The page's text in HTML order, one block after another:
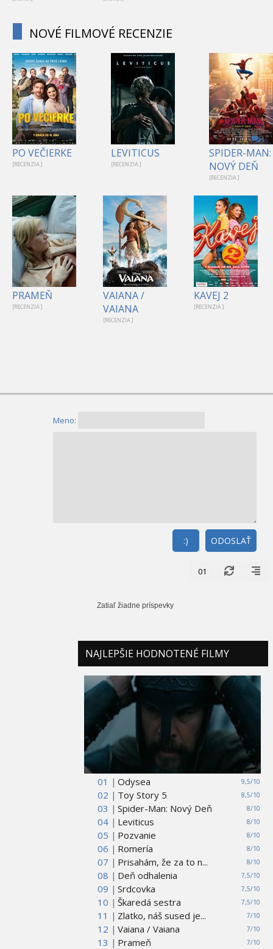
NOVÉ FILMOVÉ RECENZIE
PO VEČIERKE
[RECENZIA ]
LEVITICUS
[RECENZIA ]
1
SPIDER-MAN:
NOVÝ DEŇ
[RECENZIA ]
PRAMEŇ
[RECENZIA ]
VAIANA /
VAIANA
[RECENZIA ]
KAVEJ 2
[RECENZIA ]
Meno:
ODOSLAŤ
:)
01
Zatiaľ žiadne príspevky
NAJLEPŠIE HODNOTENÉ FILMY
01 | 9,5/10
Odysea
02 |
8,5/10
Toy Story 5
03 |
8/10
Spider-Man: Nový Deň
04 |
8/10
Leviticus
05 |
8/10
Pozvanie
06 |
8/10
Romería
07 |
8/10
Prisahám, že za to n...
08 |
7,5/10
Deň odhalenia
09 |
7,5/10
Srdcovka
10 |
7,5/10
Škaredá sestra
11 |
7/10
Zlatko, náš sused je...
12 |
7/10
Vaiana / Vaiana
13 |
7/10
Prameň